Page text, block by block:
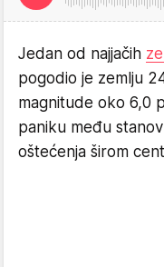
Jedan od najjačih
pogodio je zemlju
magnitude oko 6,0
paniku među
oštećenja širom